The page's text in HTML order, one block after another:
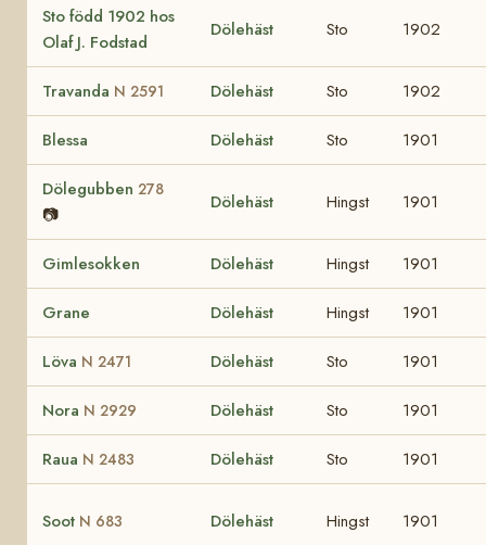
Sto född 1902 hos
Olaf J. Fodstad
Dölehäst Sto 1902
Travanda N 2591 Dölehäst Sto 1902
Blessa Dölehäst Sto 1901
Dölegubben 278
📷
Dölehäst Hingst 1901
Gimlesokken Dölehäst Hingst 1901
Grane Dölehäst Hingst 1901
Löva N 2471 Dölehäst Sto 1901
Nora N 2929 Dölehäst Sto 1901
Raua N 2483 Dölehäst Sto 1901
Soot N 683 Dölehäst Hingst 1901